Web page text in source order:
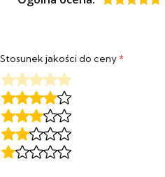
Stosunek jakości do ceny*